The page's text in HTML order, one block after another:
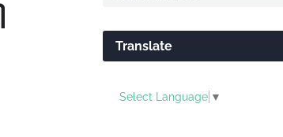
Translate
Select Language ▼